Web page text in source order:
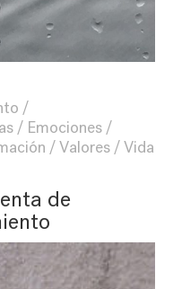
Emociones
Valores Vida
de